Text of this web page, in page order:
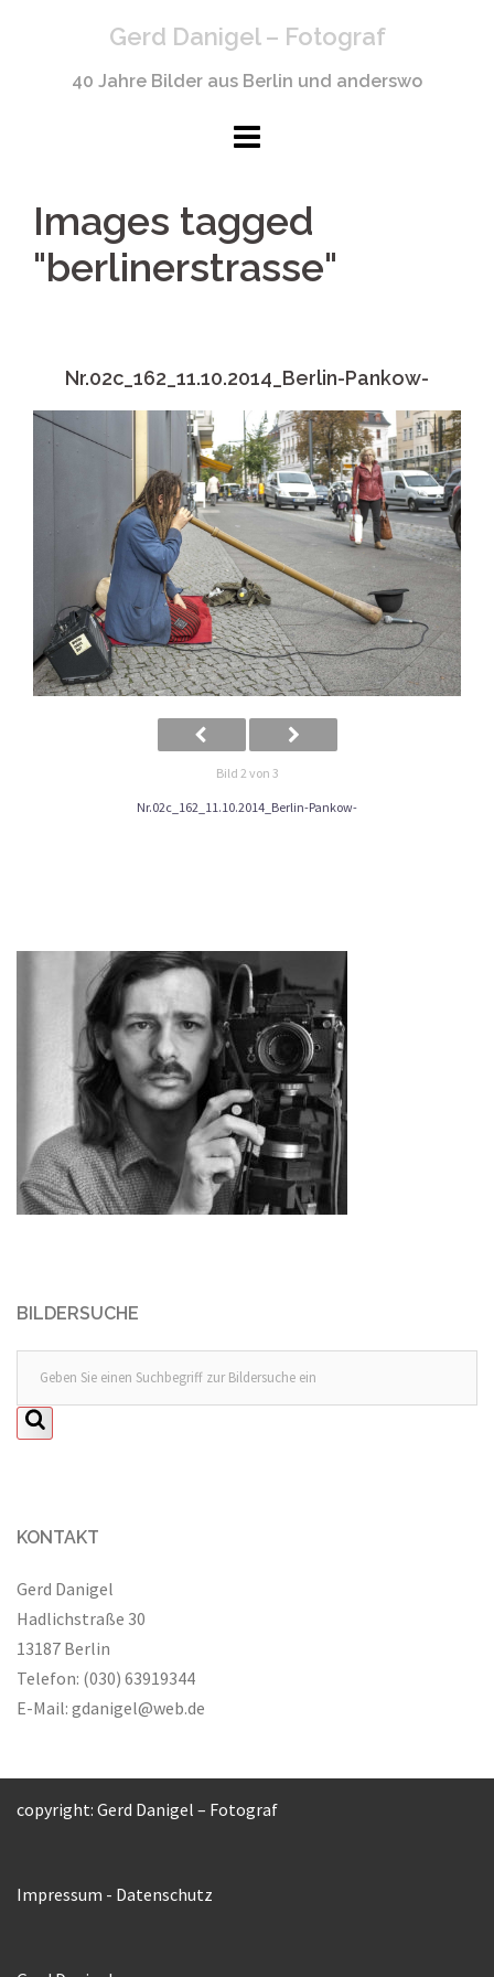
Gerd Danigel – Fotograf
40 Jahre Bilder aus Berlin und anderswo
Images tagged
"berlinerstrasse"
Nr.02c_162_11.10.2014_Berlin-Pankow-
Bild 2 von 3
Nr.02c_162_11.10.2014_Berlin-Pankow-
BILDERSUCHE
KONTAKT
Gerd Danigel
Hadlichstraße 30
13187 Berlin
Telefon: (030) 63919344
E-Mail: gdanigel@web.de
copyright: Gerd Danigel – Fotograf
Impressum - Datenschutz